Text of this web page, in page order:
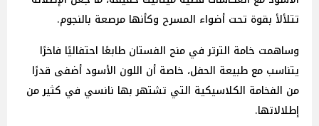
تتلألأ بقوة تحت أضواء المسرح وكأنها مرصعة بالنجوم.
وساهمت خامة الترتر في منح الفستان طابعًا احتفاليًا فاخرًا
يتناسب مع طبيعة الحفل، خاصة أن اللون الأسود أضفى قدرًا
من الفخامة الكلاسيكية التي تشتهر بها نانسي في كثير من
إطلالاتها.